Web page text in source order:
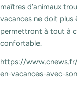
maîtres d’animaux
vacances ne doit plus
permettront à tout à
confortable.
https://
en-vacances-avec-